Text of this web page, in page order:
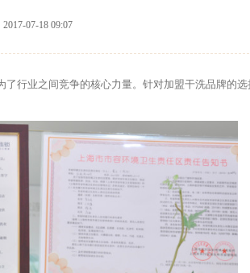
2017-07-18 09:07
了行业之间竞争的核心力量。针对加盟干洗品牌的